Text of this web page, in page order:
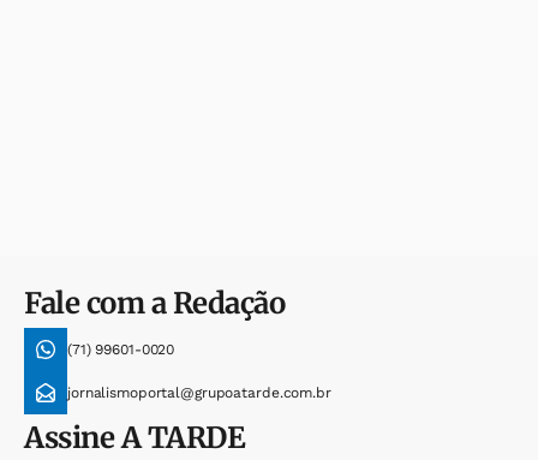
Fale com a Redação
(71) 99601-0020
jornalismoportal@grupoatarde.com.br
AssineA TARDE